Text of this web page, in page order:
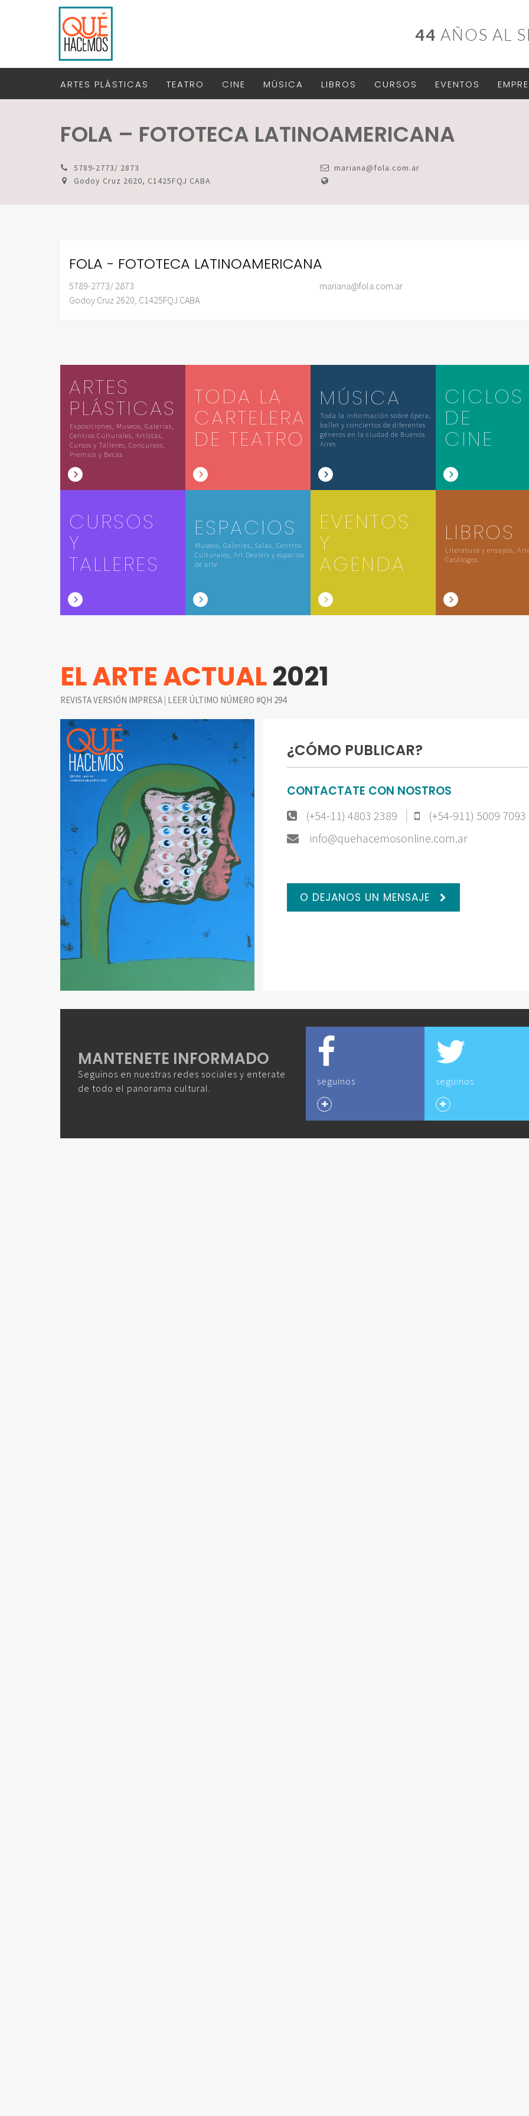
44 AÑOS AL
ARTES PLÁSTICAS TEATRO CINE MÚSICA LIBROS CURSOS EVENTOS
FOLA – FOTOTECA LATINOAMERICANA
5789-2773/ 2873
mariana@fola.com.ar
Godoy Cruz 2620, C1425FQJ CABA
FOLA - FOTOTECA LATINOAMERICANA
5789-2773/ 2873
Godoy Cruz 2620, C1425FQJ CABA
mariana@fola.com.ar
ARTES
PLÁSTICAS
Exposiciones, Museos, Galerías,
Centros Culturales, Artistas,
Cursos y Talleres, Concursos,
Premios y Becas
TODA LA
CARTELERA
DE TEATRO
MÚSICA
Toda la información sobre ópera,
ballet y conciertos de diferentes
géneros en la ciudad de Buenos
Aires
CICLOS
DE
CINE
CURSOS
Y
TALLERES
ESPACIOS
Museos, Galerías, Salas, Centros
Culturales, Art Dealers y espacios
de arte
EVENTOS
Y
AGENDA
LIBROS
Literatura y ensayos,
Catálogos
EL ARTE ACTUAL2021
REVISTA VERSIÓN IMPRESA | LEER ÚLTIMO NÚMERO #QH 294
¿CÓMO PUBLICAR?
CONTACTATE CON NOSTROS
(+54-11) 4803 2389
(+54-911) 5009 7093
info@quehacemosonline.com.ar
O DEJANOS UN MENSAJE
MANTENETE INFORMADO
Seguinos en nuestras redes sociales y enterate
de todo el panorama cultural.
seguinos seguinos